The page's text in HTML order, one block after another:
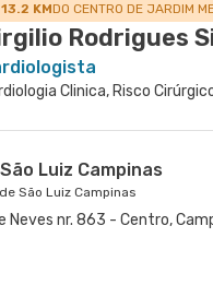
13.2 KMDO CENTRO DE JARDIM
Rodrigues
Clinica, Risco
Luiz Campinas
São Luiz Campinas
Neves nr. 863 - Centro,